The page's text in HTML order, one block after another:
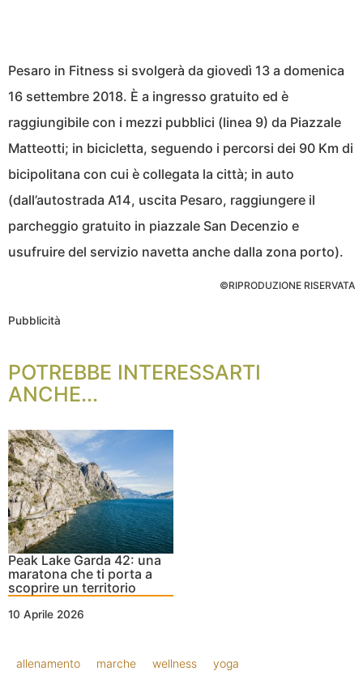
Pesaro in Fitness si svolgerà da giovedì 13 a domenica
16 settembre 2018. È a ingresso gratuito ed è
raggiungibile con i mezzi pubblici (linea 9) da Piazzale
Matteotti; in bicicletta, seguendo i percorsi dei 90 Km di
bicipolitana con cui è collegata la città; in auto
(dall’autostrada A14, uscita Pesaro, raggiungere il
parcheggio gratuito in piazzale San Decenzio e
usufruire del servizio navetta anche dalla zona porto).
©RIPRODUZIONE RISERVATA
Pubblicità
POTREBBE INTERESSARTI
ANCHE...
Peak Lake Garda 42: una
maratona che ti porta a
scoprire un territorio
10 Aprile 2026
allenamento marche wellness yoga